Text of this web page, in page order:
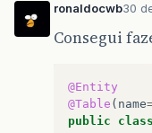
ronaldocwb30
Consegui
@Entity
@Table ( name
public
class